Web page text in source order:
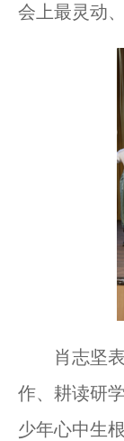
会上最灵动
肖志坚表
作、耕读研
少年心中生